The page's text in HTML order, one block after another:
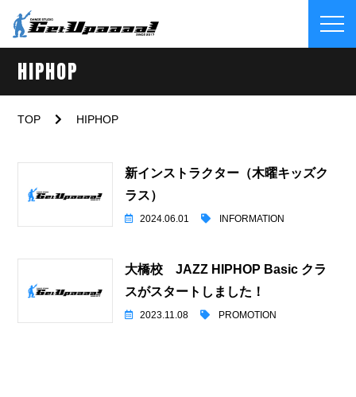
HIPHOP
TOP HIPHOP
新インストラクター（木曜キッズク
ラス）
2024.06.01 INFORMATION
大橋校 JAZZ HIPHOP Basic クラ
スがスタートしました！
2023.11.08 PROMOTION